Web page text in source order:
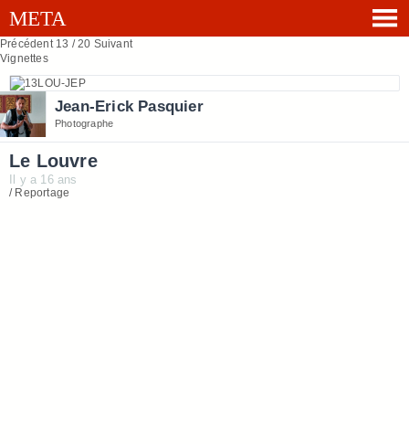
Précédent 13 / 20 Suivant
Vignettes
Jean-Erick Pasquier
Photographe
Le Louvre
Il y a 16 ans
/ Reportage